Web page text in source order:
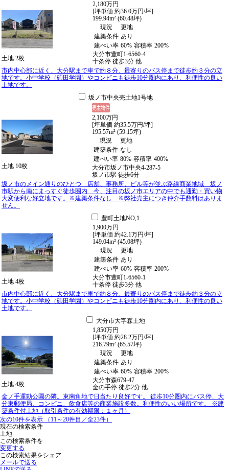
土地 2枚
2,180万円
[坪単価 約36.0万円/坪]
199.94m² (60.48坪)
現況
更地
建築条件 あり
建ぺい率 60% 容積率 200%
大分市豊町1-6560-4
十条停 徒歩3分 他
市内中心部に近く、大分駅まで車で約８分、最寄りのバス停まで徒歩約３分の立
地です。小中学校（碩田学園）やコンビニも徒歩10分圏内にあり、利便性の良い
土地です。
坂ノ市中央売土地1号地
土地 10枚
2,100万円
[坪単価 約35.5万円/坪]
195.57m² (59.15坪)
現況
更地
建築条件 なし
建ぺい率 80% 容積率 400%
大分市坂ノ市中央4-287-5
坂ノ市駅 徒歩6分
坂ノ市のメイン通りのひとつ 店舗、事務所、ビル等が並ぶ路線商業地域 坂ノ
市駅から南にまっすぐ徒歩圏内 今、注目の坂ノ市エリアの中でも通勤・買い物
大変便利な好立地です。※建築条件なし ※弊社売主につき仲介手数料はありま
せん。
豊町土地NO,1
土地 4枚
1,900万円
[坪単価 約42.1万円/坪]
149.04m² (45.08坪)
現況
更地
建築条件 あり
建ぺい率 60% 容積率 200%
大分市豊町1-6560-1
十条停 徒歩3分 他
市内中心部に近く、大分駅まで車で約８分、最寄りのバス停まで徒歩約３分の立
地です。小中学校（碩田学園）やコンビニも徒歩10分圏内にあり、利便性の良い
土地です。
大分市大字森土地
土地 4枚
1,850万円
[坪単価 約28.2万円/坪]
216.79m² (65.57坪)
現況
更地
建築条件 あり
建ぺい率 60% 容積率 200%
大分市森679-47
金の手停 徒歩2分 他
金ノ手運動公園の隣。東南角地で日当たり良好です。 徒歩10分圏内にバス停、大
分東郵便局、コンビニ、飲食店等の商業施設多数。利便性のいい場所です。 ※建
築条件付土地（取引条件の有効期限：１ヶ月）
次の10件を表示 （ 11～20件目／全23件）
現在の検索条件
土地
この検索条件を
変更する
この検索結果をシェア
メールで送る